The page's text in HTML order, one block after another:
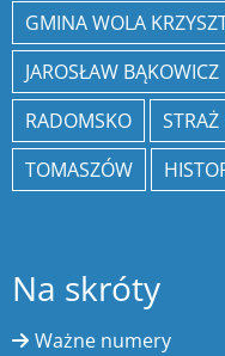
GMINA WOLA
JAROSŁAW BĄKOWICZ
RADOMSKO
TOMASZÓW
Na skróty
Ważne numery